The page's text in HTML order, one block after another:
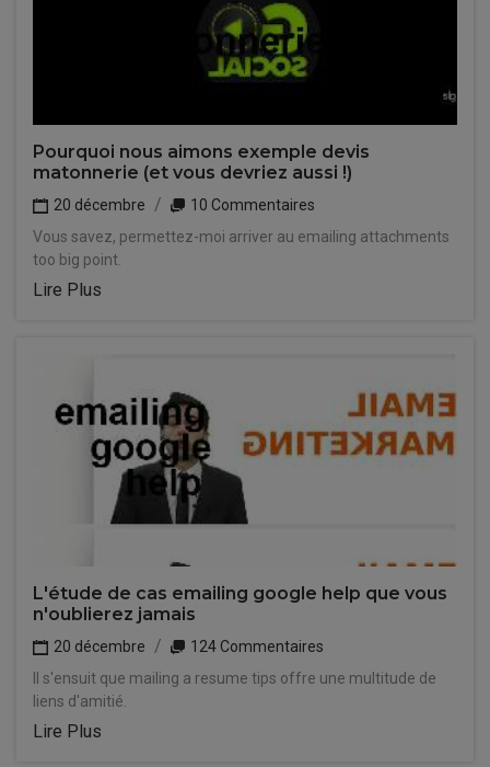
Pourquoi nous aimons exemple devis
matonnerie (et vous devriez aussi !)
20 décembre
10 Commentaires
Vous savez, permettez-moi arriver au emailing attachments
too big point.
Lire Plus
L'étude de cas emailing google help que vous
n'oublierez jamais
20 décembre
124 Commentaires
Il s'ensuit que mailing a resume tips offre une multitude de
liens d'amitié.
Lire Plus